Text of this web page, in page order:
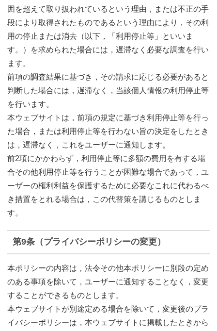
囲を超えて取り扱われているという理由，または不正の手
段により取得されたものであるという理由により，その利
用の停止または消去（以下，「利用停止等」といいま
す。）を求められた場合には，遅滞なく必要な調査を行い
ます。
前項の調査結果に基づき，その請求に応じる必要があると
判断した場合には，遅滞なく，当該個人情報の利用停止等
を行います。
本ウェブサイトは，前項の規定に基づき利用停止等を行っ
た場合，または利用停止等を行わない旨の決定をしたとき
は，遅滞なく，これをユーザーに通知します。
前2項にかかわらず，利用停止等に多額の費用を有する場
合その他利用停止等を行うことが困難な場合であって，ユ
ーザーの権利利益を保護するために必要なこれに代わるべ
き措置をとれる場合は，この代替策を講じるものとしま
す。
第9条（プライバシーポリシーの変更）
本ポリシーの内容は，法令その他本ポリシーに別段の定め
のある事項を除いて，ユーザーに通知することなく，変更
することができるものとします。
本ウェブサイトが別途定める場合を除いて，変更後のプラ
イバシーポリシーは，本ウェブサイトに掲載したときから